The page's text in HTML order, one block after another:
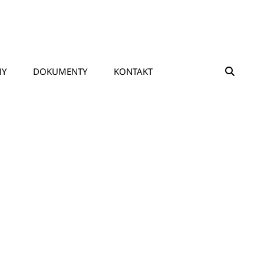
DOKUMENTY KONTAKT